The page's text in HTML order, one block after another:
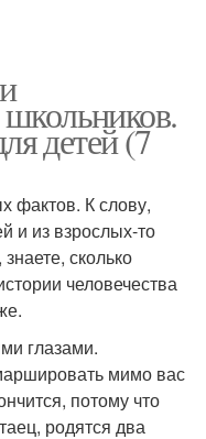
школьников.
детей (7
фактов. К слову,
и из взрослых-то
сколько
человечества
глазами.
мимо вас
потому что
родятся два